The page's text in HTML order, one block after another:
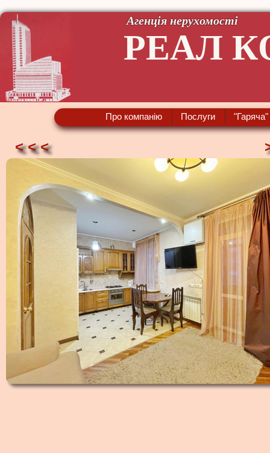
Агенція нерухомості
РЕАЛ
Про компанію Послуги "Гаряча"
< < <